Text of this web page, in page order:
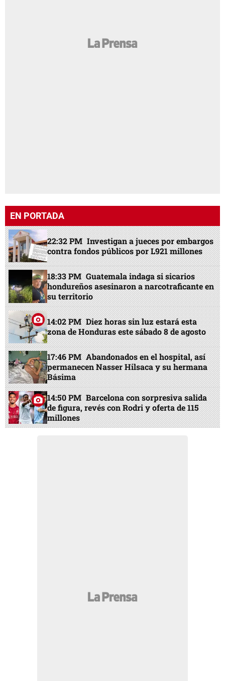
EN PORTADA
22:32 PM Investigan a jueces por embargos
contra fondos públicos por L921 millones
18:33 PM Guatemala indaga si sicarios
hondureños asesinaron a narcotraficante en
su territorio
14:02 PM Diez horas sin luz estará esta
zona de Honduras este sábado 8 de agosto
17:46 PM Abandonados en el hospital, así
permanecen Nasser Hilsaca y su hermana
Básima
14:50 PM Barcelona con sorpresiva salida
de figura, revés con Rodri y oferta de 115
millones